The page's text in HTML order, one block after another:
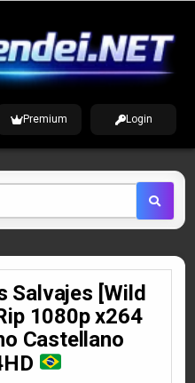
Premium Login
Salvajes [Wild
1080p x264
Castellano